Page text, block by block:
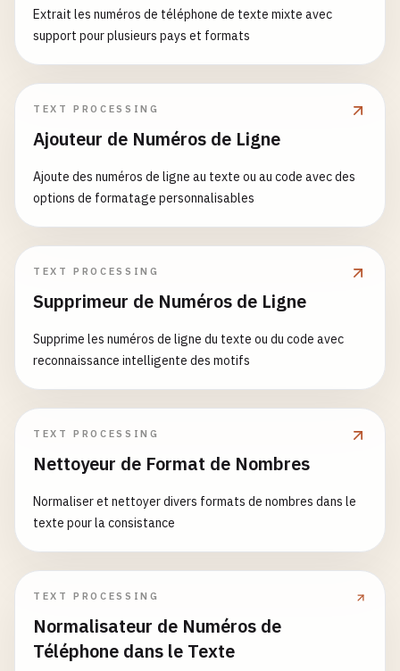
Extrait les numéros de téléphone de texte mixte avec
support pour plusieurs pays et formats
TEXT PROCESSING
Ajouteur de Numéros de Ligne
Ajoute des numéros de ligne au texte ou au code avec des
options de formatage personnalisables
TEXT PROCESSING
Supprimeur de Numéros de Ligne
Supprime les numéros de ligne du texte ou du code avec
reconnaissance intelligente des motifs
TEXT PROCESSING
Nettoyeur de Format de Nombres
Normaliser et nettoyer divers formats de nombres dans le
texte pour la consistance
TEXT PROCESSING
Normalisateur de Numéros de
Téléphone dans le Texte